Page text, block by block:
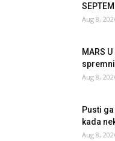
Aug 8,
MARS
Aug 8,
Pusti
kada
Aug 8,